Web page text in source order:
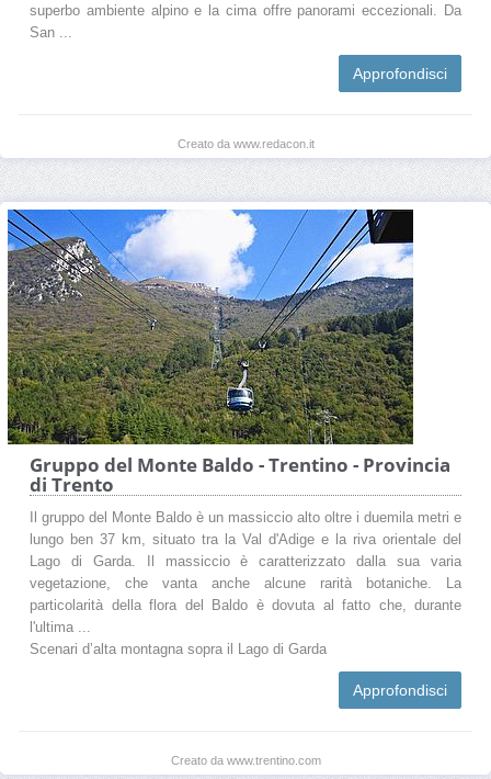
superbo ambiente alpino e la cima offre panorami eccezionali. Da
San ...
Approfondisci
Creato da www.redacon.it
Gruppo del Monte Baldo - Trentino - Provincia
di Trento
Il gruppo del Monte Baldo è un massiccio alto oltre i duemila metri e
lungo ben 37 km, situato tra la Val d'Adige e la riva orientale del
Lago di Garda. Il massiccio è caratterizzato dalla sua varia
vegetazione, che vanta anche alcune rarità botaniche. La
particolarità della flora del Baldo è dovuta al fatto che, durante
l'ultima ...
Scenari d’alta montagna sopra il Lago di Garda
Approfondisci
Creato da www.trentino.com